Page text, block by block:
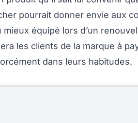
pourrait donner envie aux
équipé lors d’un
les clients de la marque à
dans leurs habitudes.